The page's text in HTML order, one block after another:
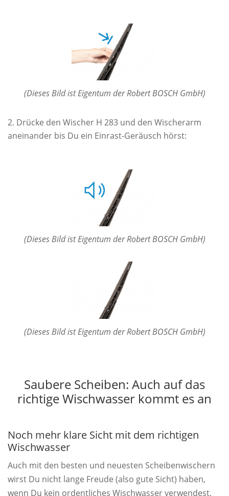
(Dieses Bild ist Eigentum der Robert BOSCH GmbH)
Drücke den Wischer H 283 und den Wischerarm
aneinander bis Du ein Einrast-Geräusch hörst:
(Dieses Bild ist Eigentum der Robert BOSCH GmbH)
(Dieses Bild ist Eigentum der Robert BOSCH GmbH)
Saubere Scheiben: Auch auf das
richtige Wischwasser kommt es an
Noch mehr klare Sicht mit dem richtigen
Wischwasser
Auch mit den besten und neuesten Scheibenwischern
wirst Du nicht lange Freude (also gute Sicht) haben,
wenn Du kein ordentliches Wischwasser verwendest.